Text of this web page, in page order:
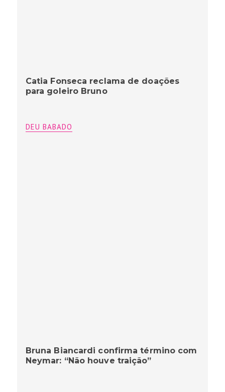
Catia Fonseca reclama de doações
para goleiro Bruno
DEU BABADO
Bruna Biancardi confirma término com
Neymar: “Não houve traição”